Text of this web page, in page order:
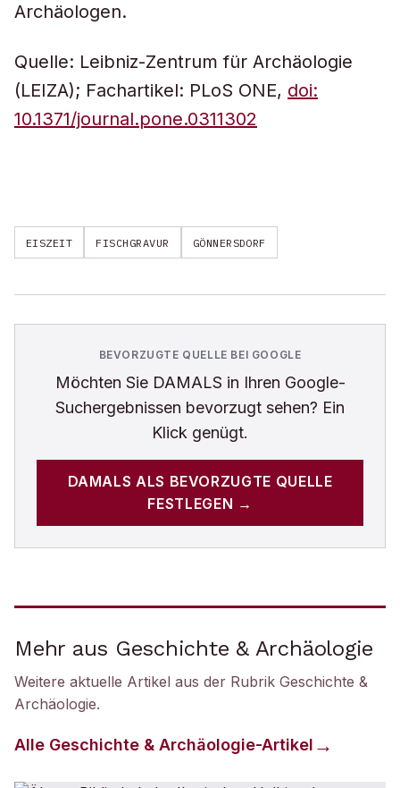
Archäologen.
Quelle: Leibniz-Zentrum für Archäologie
(LEIZA); Fachartikel: PLoS ONE, doi:
10.1371/journal.pone.0311302
EISZEIT FISCHGRAVUR GÖNNERSDORF
BEVORZUGTE QUELLE BEI GOOGLE
Möchten Sie DAMALS in Ihren Google-
Suchergebnissen bevorzugt sehen? Ein
Klick genügt.
DAMALS ALS BEVORZUGTE QUELLE
FESTLEGEN →
Mehr aus Geschichte & Archäologie
Weitere aktuelle Artikel aus der Rubrik Geschichte &
Archäologie.
Alle Geschichte & Archäologie-Artikel